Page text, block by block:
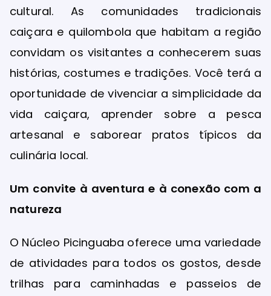
cultural. As comunidades tradicionais
caiçara e quilombola que habitam a região
convidam os visitantes a conhecerem suas
histórias, costumes e tradições. Você terá a
oportunidade de vivenciar a simplicidade da
vida caiçara, aprender sobre a pesca
artesanal e saborear pratos típicos da
culinária local.
Um convite à aventura e à conexão com a
natureza
O Núcleo Picinguaba oferece uma variedade
de atividades para todos os gostos, desde
trilhas para caminhadas e passeios de